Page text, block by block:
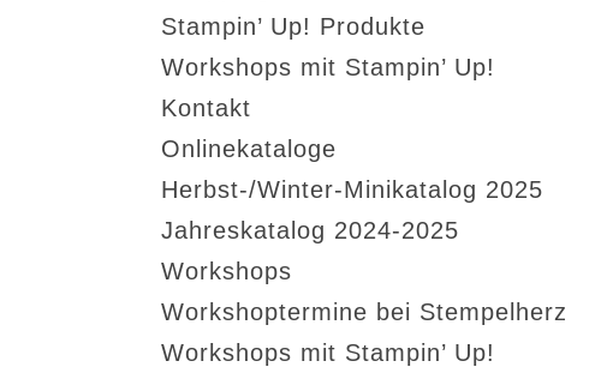
Stampin’ Up! Produkte
Workshops mit Stampin’ Up!
Kontakt
Onlinekataloge
Herbst-/Winter-Minikatalog 2025
Jahreskatalog 2024-2025
Workshops
Workshoptermine bei Stempelherz
Workshops mit Stampin’ Up!